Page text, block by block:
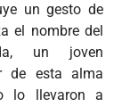
un gesto de
el nombre del
un joven
de esta alma
lo llevaron a